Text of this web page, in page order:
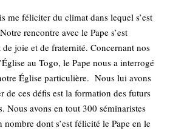
me féliciter du climat dans lequel s’est
rencontre avec le Pape s’est
joie et de fraternité. Concernant nos
au Togo, le Pape nous a interrogé
Église particulière. Nous lui avons
de ces défis est la formation des futurs
Nous avons en tout 300 séminaristes
nombre dont s’est félicité le Pape en le